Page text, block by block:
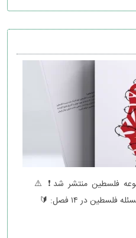
فلسطین منتشر شد❗️ ⚠️
در ۱۴ فصل: 🔰